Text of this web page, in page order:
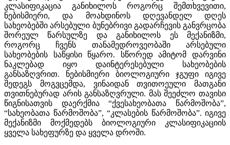
კლასიფიკაცია განიხილოს როგორც შემთხვევითი,
ნებისმიერი, და მოახდინოს დღევანდელ დღეს
სახეობებში არსებული ბუნებრივი გადარჩევის განვრცობა
შორეულ წარსულზე და განიხილოს ეს მექანიზმი,
როგორც ჩვენს თანამედროვეობაში არსებული
სახეობების საწყისი წყარო. სწორედ ამიტომ დარვინი
ნაკლებად იყო დაინტერესებული სახეობების
განსაზღვრით. ნებისმიერი ბიოლოგიური ჯგუფი იგივე
შედეგს მოგვცემდა, ვინაიდან თვითოეული მათგანი
თვითნებურად არის განსაზღვრული. მას შეეძლო თავისი
წიგნისათვის დაერქმია “ქვესახეობათა წარმოშობა”,
“სახეობათა წარმოშობა”, “კლასების წარმოშობა”. იგივე
მექანიზმი მოქმედებს ბიოლოგიური კლასიფიკაციის
ყველა სახეფურზე და ყველა დროში.